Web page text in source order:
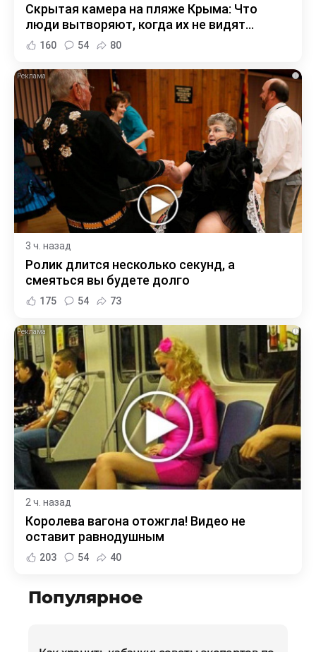
Скрытая камера на пляже Крыма: Что
люди вытворяют, когда их не видят...
160 54 80
i
3 ч. назад
Ролик длится несколько секунд, а
смеяться вы будете долго
175 54 73
i
2 ч. назад
Королева вагона отожгла! Видео не
оставит равнодушным
203 54 40
Популярное